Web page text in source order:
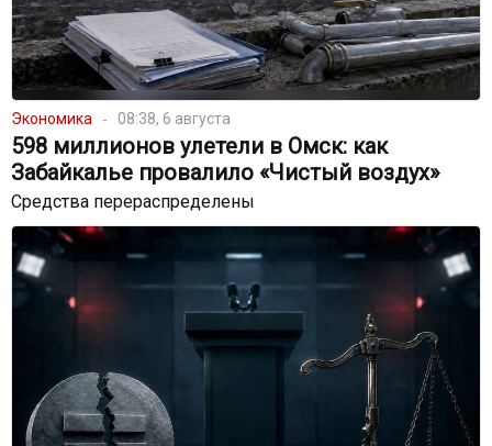
Экономика 08:38, 6 августа
598 миллионов улетели в Омск: как
Забайкалье провалило «Чистый воздух»
Средства перераспределены